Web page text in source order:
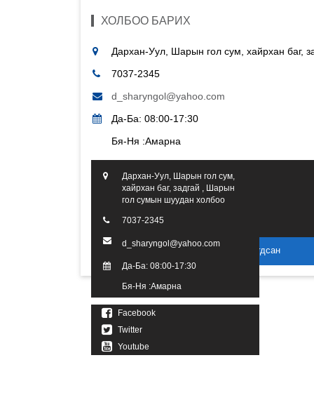
ХОЛБОО БАРИХ
Дархан-Уул, Шарын гол сум, хайрхан баг,
7037-2345
d_sharyngol@yahoo.com
Да-Ба: 08:00-17:30
Бя-Ня :Амарна
Дархан-Уул, Шарын гол сум,
хайрхан баг, задгай , Шарын
гол сумын шуудан холбоо
7037-2345
d_sharyngol@yahoo.com
Да-Ба: 08:00-17:30
Бя-Ня :Амарна
Facebook
Twitter
Youtube
2016 он. Бүх эрх хуулиар хамгаалагдсан